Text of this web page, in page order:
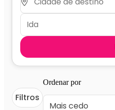
Filtros
Ordenar por